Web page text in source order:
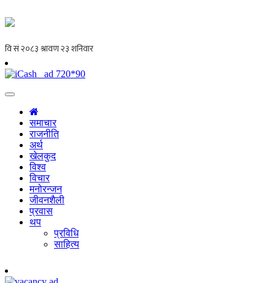
समाचार
राजनीति
अर्थ
खेलकुद
विश्व
विचार
मनोरन्जन
जीवनशैली
प्रवास
थप
प्रविधि
साहित्य